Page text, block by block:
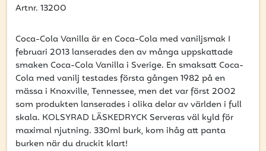
Vill du få erbjudanden och vara den första
att få uppdateringar kring kampanjer?
Ange din e-postadress nedan för att ta del av våra
nyheter och erbjudanden.
E-postadress
Artnr. 13200
Coca-Cola Vanilla är en Coca-Cola med vaniljsmak I
februari 2013 lanserades den av många uppskattade
smaken Coca-Cola Vanilla i Sverige. En smaksatt Coca-
Cola med vanilj testades första gången 1982 på en
mässa i Knoxville, Tennessee, men det var först 2002
som produkten lanserades i olika delar av världen i full
skala. KOLSYRAD LÄSKEDRYCK Serveras väl kyld för
maximal njutning. 330ml burk, kom ihåg att panta
burken när du druckit klart!